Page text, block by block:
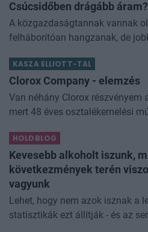
Csúcsidőben drágább áram?
A közgazdaságtannak vannak
felháborítóan hangzanak, de
némi kellemetlenséggel is járnak.
KASZA ELLIOTT-TAL
Clorox Company - elemzés
Van néhány Clorox
mert 48 éves osztalékemelési
dividend king-et. Azt
HOLDBLOG
Kevesebb alkoholt iszunk,
következmények terén
vagyunk
Lehet, hogy nem azok isznak a
statisztikák ezt állítják - és az